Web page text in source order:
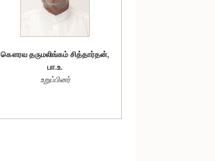
கௌரவ தருமலிங்கம் சித்தார்தன்,
பா.உ.
உறுப்பினர்